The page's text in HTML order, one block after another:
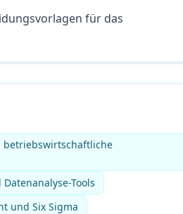
für das
betriebswirtschaftliche
Tools
und Six Sigma